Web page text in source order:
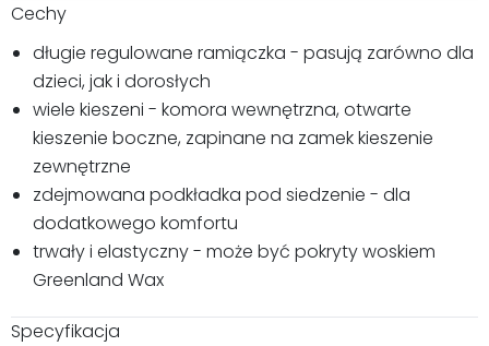
Cechy
długie regulowane ramiączka - pasują zarówno dla
dzieci, jak i dorosłych
wiele kieszeni - komora wewnętrzna, otwarte
kieszenie boczne, zapinane na zamek kieszenie
zewnętrzne
zdejmowana podkładka pod siedzenie - dla
dodatkowego komfortu
trwały i elastyczny - może być pokryty woskiem
Greenland Wax
Specyfikacja